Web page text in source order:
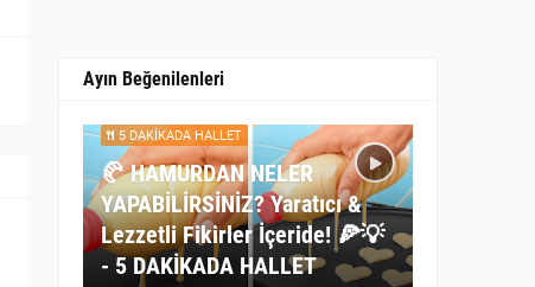
Ayın Beğenilenleri
5 DAKİKADA HALLET
🥐 HAMURDAN NELER
YAPABİLİRSİNİZ? Yaratıcı &
Lezzetli Fikirler İçeride! 🍕💡
- 5 DAKİKADA HALLET